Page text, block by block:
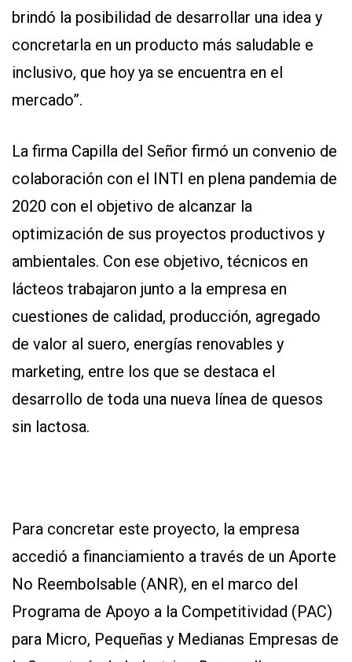
brindó la posibilidad de desarrollar una idea y
concretarla en un producto más saludable e
inclusivo, que hoy ya se encuentra en el
mercado”.
La firma Capilla del Señor firmó un convenio de
colaboración con el INTI en plena pandemia de
2020 con el objetivo de alcanzar la
optimización de sus proyectos productivos y
ambientales. Con ese objetivo, técnicos en
lácteos trabajaron junto a la empresa en
cuestiones de calidad, producción, agregado
de valor al suero, energías renovables y
marketing, entre los que se destaca el
desarrollo de toda una nueva línea de quesos
sin lactosa.
Para concretar este proyecto, la empresa
accedió a financiamiento a través de un Aporte
No Reembolsable (ANR), en el marco del
Programa de Apoyo a la Competitividad (PAC)
para Micro, Pequeñas y Medianas Empresas de